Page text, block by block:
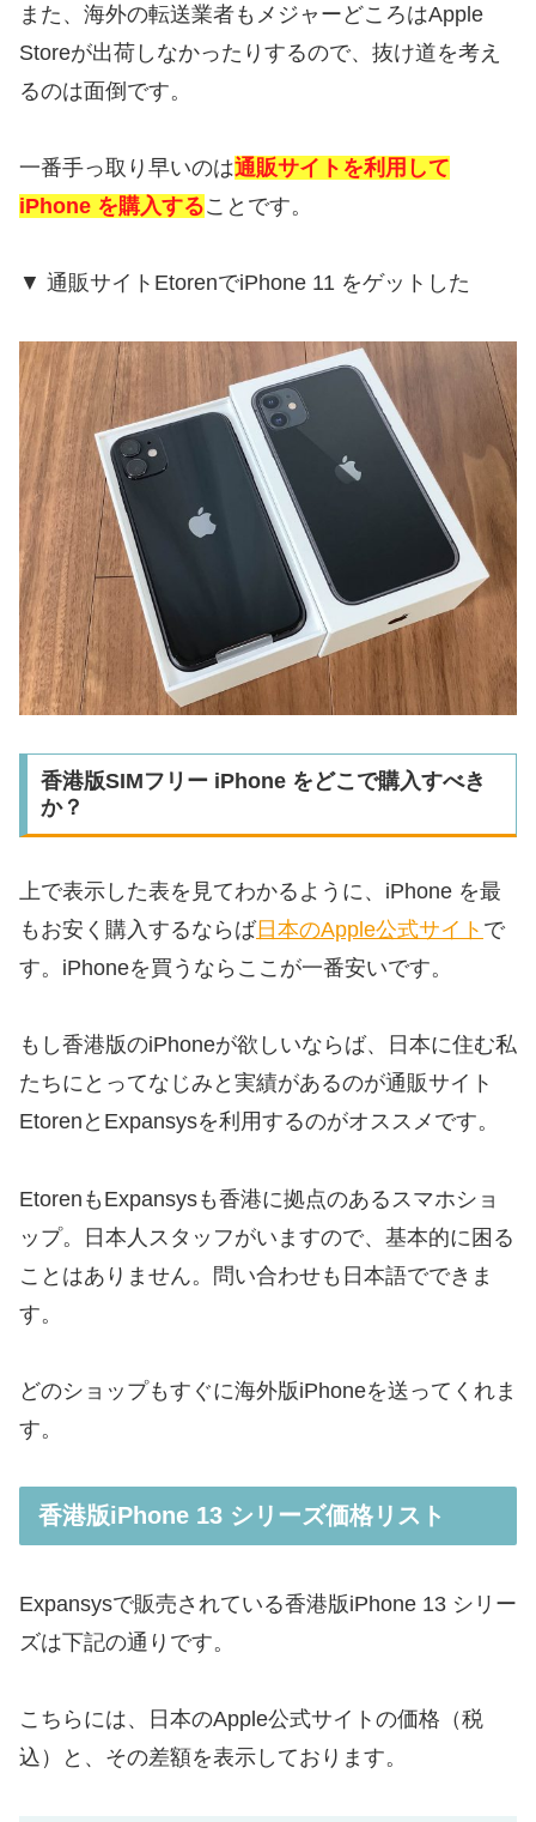
また、海外の転送業者もメジャーどころはApple
Storeが出荷しなかったりするので、抜け道を考え
るのは面倒です。
一番手っ取り早いのは通販サイトを利用して
iPhone を購入することです。
▼ 通販サイトEtorenでiPhone 11 をゲットした
香港版SIMフリー iPhone をどこで購入すべき
か？
上で表示した表を見てわかるように、iPhone を最
もお安く購入するならば日本のApple公式サイト で
す。iPhoneを買うならここが一番安いです。
もし香港版のiPhoneが欲しいならば、日本に住む私
たちにとってなじみと実績があるのが通販サイト
EtorenとExpansysを利用するのがオススメです。
EtorenもExpansysも香港に拠点のあるスマホショ
ップ。日本人スタッフがいますので、基本的に困る
ことはありません。問い合わせも日本語でできま
す。
どのショップもすぐに海外版iPhoneを送ってくれま
す。
香港版iPhone 13 シリーズ価格リスト
Expansysで販売されている香港版iPhone 13 シリー
ズは下記の通りです。
こちらには、日本のApple公式サイトの価格（税
込）と、その差額を表示しております。